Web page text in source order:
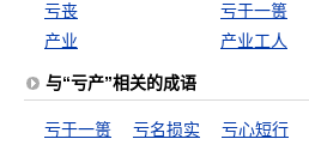
亏丧 亏于一篑
产业
产业工人
与“亏产”相关的成语
亏于一篑 亏名损实 亏心短行